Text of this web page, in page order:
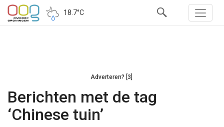
18.7°C
Adverteren? [3]
Berichten met de tag
‘Chinese tuin’